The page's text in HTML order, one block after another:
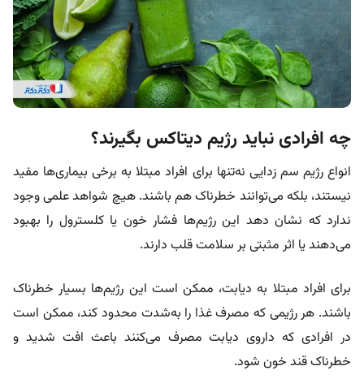
چه افرادی نباید رژیم دیتاکس بگیرند؟
انواع رژیم سم زدایی نه‌تنها برای افراد مبتلا به برخی بیماری‌ها مفید
نیستند، بلکه می‌توانند خطرناک هم باشند. هیچ شواهد علمی وجود
ندارد که نشان دهد این رژیم‌ها فشار خون یا کلسترول را بهبود
می‌دهند یا اثر مثبتی بر سلامت قلب دارند.
برای افراد مبتلا به دیابت، ممکن است این رژیم‌ها بسیار خطرناک
باشند. هر رژیمی که مصرف غذا را به‌شدت محدود کند، ممکن است
در افرادی که داروی دیابت مصرف می‌کنند باعث افت شدید و
خطرناک قند خون شود.